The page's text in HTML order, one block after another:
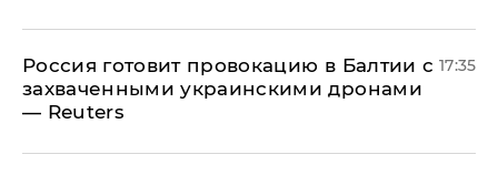
​Россия готовит провокацию в Балтии с
захваченными украинскими дронами
— Reuters
17:35